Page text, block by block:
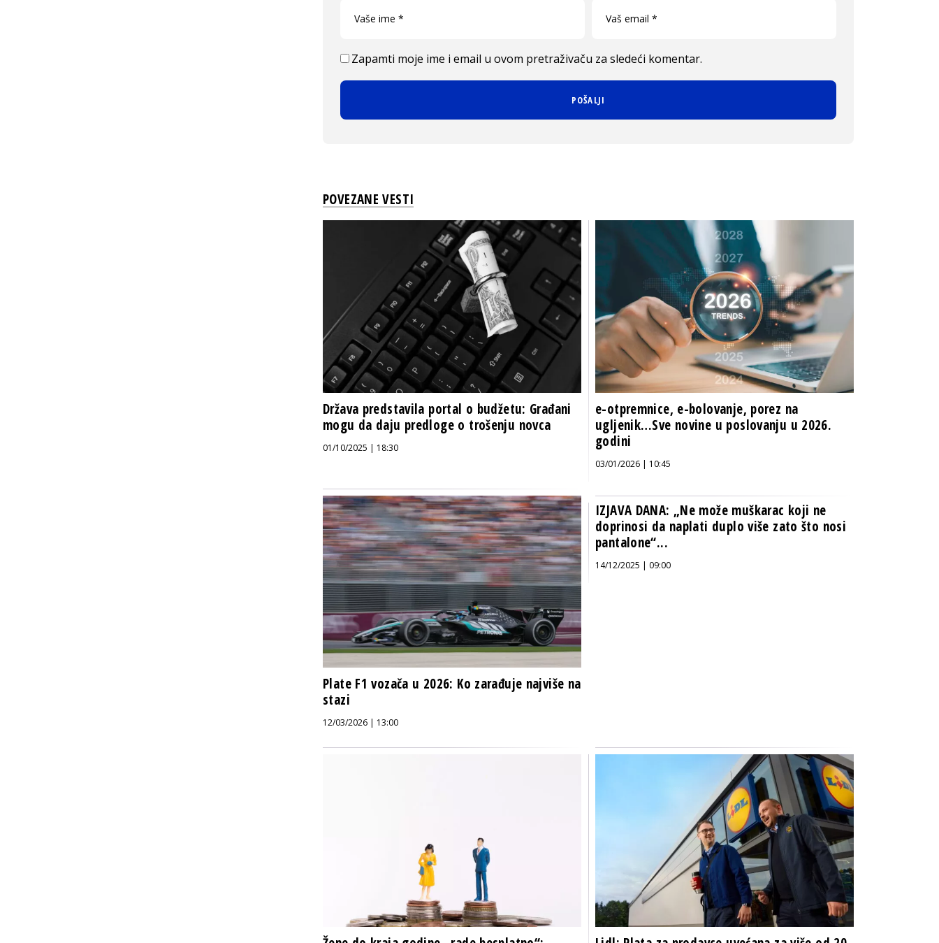
Zapamti moje ime i email u ovom pretraživaču za sledeći komentar.
POVEZANE VESTI
Država predstavila portal o budžetu: Građani
mogu da daju predloge o trošenju novca
01/10/2025 | 18:30
e-otpremnice, e-bolovanje, porez na
ugljenik…Sve novine u poslovanju u 2026.
godini
03/01/2026 | 10:45
Plate F1 vozača u 2026: Ko zarađuje najviše na
stazi
12/03/2026 | 13:00
IZJAVA DANA: „Ne može muškarac koji ne
doprinosi da naplati duplo više zato što nosi
pantalone“...
14/12/2025 | 09:00